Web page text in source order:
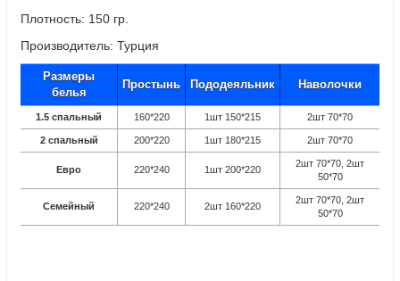
Плотность: 150 гр.
Производитель: Турция
Размеры
белья
Простынь Пододеяльник Наволочки
1.5 спальный 160*220 1шт 150*215 2шт 70*70
2 спальный 200*220 1шт 180*215 2шт 70*70
Евро 220*240 1шт 200*220
2шт 70*70, 2шт
50*70
Семейный 220*240 2шт 160*220
2шт 70*70, 2шт
50*70